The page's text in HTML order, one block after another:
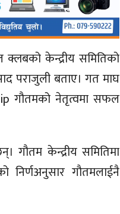
क्लबको केन्द्रीय समितिको
पराजुली बताए। गत माघ
गौतमको नेतृत्वमा सफल
गौतम केन्द्रीय समितिमा
निर्णअनुसार गौतमलाईनै